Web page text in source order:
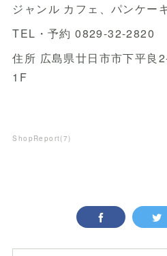
ジャンル カフェ、パンケー
TEL・予約 0829-32-2820
住所 広島県廿日市市下平良
1F
ShopReport(7)